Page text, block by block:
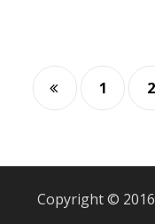
1 2
Copyright ©